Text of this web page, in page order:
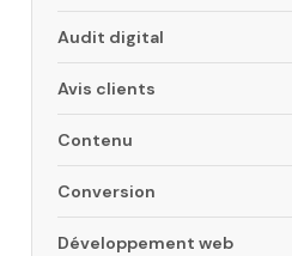
Audit digital
Avis clients
Contenu
Conversion
Développement web